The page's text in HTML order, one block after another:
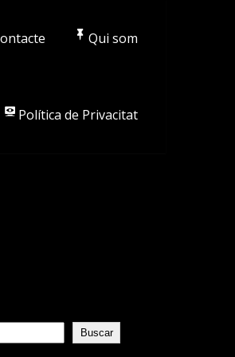
Qui som
Política de Privacitat
Buscar